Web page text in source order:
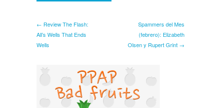
← Review The Flash:
All’s Wells That Ends
Wells
Spammers del Mes
(febrero): Elizabeth
Olsen y Rupert Grint →